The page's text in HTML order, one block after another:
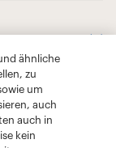
ähnliche
zu
um
auch
auch in
kein